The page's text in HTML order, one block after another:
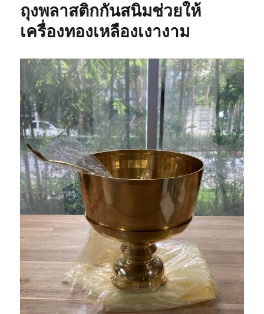
ถุงพลาสติกกันสนิมช่วยให้
เครื่องทองเหลืองเงางาม